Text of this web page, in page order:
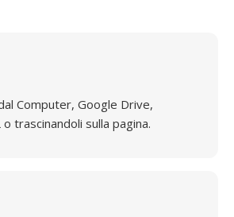
Computer, Google Drive,
trascinandoli sulla pagina.